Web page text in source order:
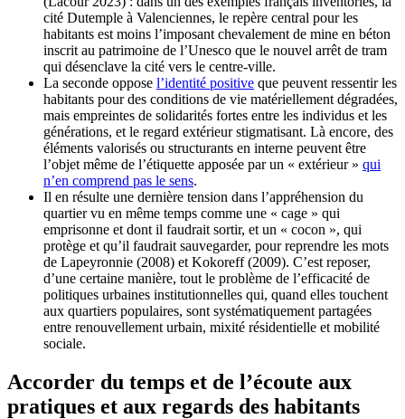
cité Dutemple à Valenciennes, le repère central pour les
habitants est moins l’imposant chevalement de mine en béton
inscrit au patrimoine de l’Unesco que le nouvel arrêt de tram
qui désenclave la cité vers le centre-ville.
La seconde oppose l’identité positive que peuvent ressentir les
habitants pour des conditions de vie matériellement dégradées,
mais empreintes de solidarités fortes entre les individus et les
générations, et le regard extérieur stigmatisant. Là encore, des
éléments valorisés ou structurants en interne peuvent être
l’objet même de l’étiquette apposée par un « extérieur » qui
n’en comprend pas le sens.
Il en résulte une dernière tension dans l’appréhension du
quartier vu en même temps comme une « cage » qui
emprisonne et dont il faudrait sortir, et un « cocon », qui
protège et qu’il faudrait sauvegarder, pour reprendre les mots
de Lapeyronnie (2008) et Kokoreff (2009). C’est reposer,
d’une certaine manière, tout le problème de l’efficacité de
politiques urbaines institutionnelles qui, quand elles touchent
aux quartiers populaires, sont systématiquement partagées
entre renouvellement urbain, mixité résidentielle et mobilité
sociale.
Accorder du temps et de l’écoute aux
pratiques et aux regards des habitants